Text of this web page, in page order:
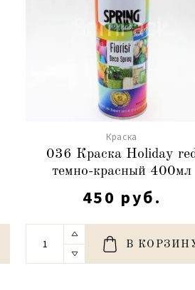
Краска
036 Краска Holiday
темно-красный 400мл
450 руб.
В